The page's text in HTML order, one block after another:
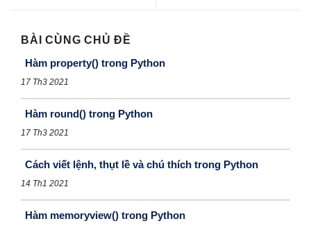
BÀI CÙNG CHỦ ĐỀ
Hàm property() trong Python
17 Th3 2021
Hàm round() trong Python
17 Th3 2021
Cách viết lệnh, thụt lề và chú thích trong Python
14 Th1 2021
Hàm memoryview() trong Python